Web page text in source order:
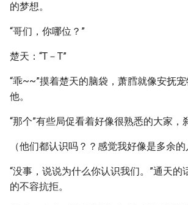
的梦想。
“哥们，你哪位？”
楚天：“T－T”
“乖~~”摸着楚天的脑袋，萧膤就像安抚
他。
“那个”有些局促看着好像很熟悉的大家，
（他们都认识吗？？感觉我好像是多余的
“没事，说说为什么你认识我们。”通天的
的不容抗拒。